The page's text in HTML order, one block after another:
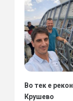
Во тек е
Крушево